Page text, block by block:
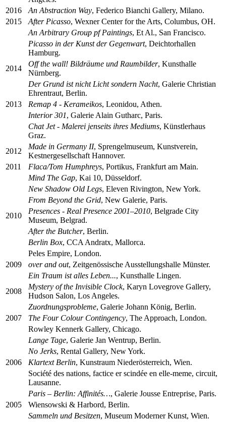
2016
An Abstraction Way, Federico Bianchi Gallery, Milano.
2015
After Picasso, Wexner Center for the Arts, Columbus, OH.
An Arbitrary Group pf Paintings, Et Al., San Francisco.
Picasso in der Kunst der Gegenwart, Deichtorhallen
Hamburg.
2014
Off the wall! Bildräume und Raumbilder, Kunsthalle
Nürnberg.
Der Grund ist nicht Licht sondern Nacht, Galerie Christian
Ehrentraut, Berlin.
2013
Remap 4 - Kerameikos, Leonidou, Athen.
Interior 301, Galerie Alain Gutharc, Paris.
Chat Jet - Malerei jenseits ihres Mediums, Künstlerhaus
Graz.
2012
Made in Germany II, Sprengelmuseum, Kunstverein,
Kestnergesellschaft Hannover.
2011
Flaca/Tom Humphreys, Portikus, Frankfurt am Main.
Mind The Gap, Kai 10, Düsseldorf.
New Shadow Old Legs, Eleven Rivington, New York.
From Beyond the Grid, New Galerie, Paris.
2010
Presences - Real Presence 2001–2010, Belgrade City
Museum, Belgrad.
After the Butcher, Berlin.
Berlin Box, CCA Andratx, Mallorca.
Peles Empire, London.
2009
over and out, Zeitgenössische Ausstellungshalle Münster.
Ein Traum ist alles Leben..., Kunsthalle Lingen.
2008
Mystery of the Invisible Clock, Karyn Lovegrove Gallery,
Hudson Salon, Los Angeles.
Zuordnungsprobleme, Galerie Johann König, Berlin.
2007
The Four Colour Contingency, The Approach, London.
Rowley Kennerk Gallery, Chicago.
Lange Tage, Galerie Jan Wentrup, Berlin.
No Jerks, Rental Gallery, New York.
2006
Klartext Berlin, Kunstraum Niederösterreich, Wien.
Société des nations, factice er scindée en elle-meme, circuit,
Lausanne.
Paris – Berlin: Affinités…, Galerie Jousse Entreprise, Paris.
2005
Wiensowski & Harbord, Berlin.
Sammeln und Besitzen, Museum Moderner Kunst, Wien.